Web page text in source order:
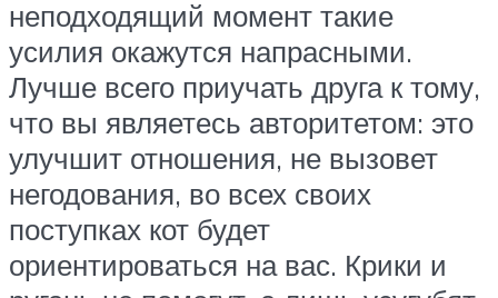
неподходящий момент такие
усилия окажутся напрасными.
Лучше всего приучать друга к тому,
что вы являетесь авторитетом: это
улучшит отношения, не вызовет
негодования, во всех своих
поступках кот будет
ориентироваться на вас. Крики и